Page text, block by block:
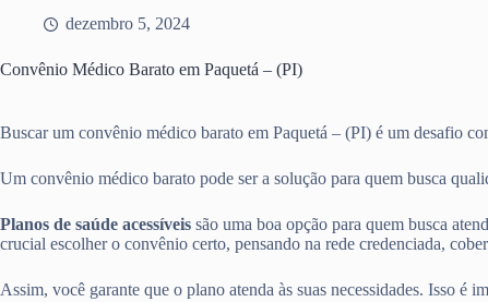
dezembro 5, 2024
Convênio Médico Barato em Paquetá – (PI)
Buscar um convênio médico barato em Paquetá – (PI) é um desafio
Um convênio médico barato pode ser a solução para quem busca
Planos de saúde acessíveis são uma boa opção para quem busca
crucial escolher o convênio certo, pensando na rede credenciada,
Assim, você garante que o plano atenda às suas necessidades. Isso é